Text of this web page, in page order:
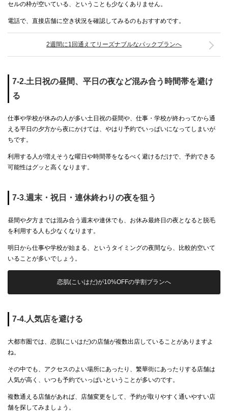
セルの枠が空いている、ということも少なくありません。
電話で、直接店舗に空き状況を確認してみるのもおすすめです。
2週間に1回通えてリーズナブルなパックプランへ
7-2.土日祝の昼間、平日の夜など混み合う時間帯を避け
る
仕事や学校が休みの人が多い土日祝の昼間や、仕事・学校が終わってから通
える平日の夕方から夜にかけては、やはり予約でいっぱいになってしまいが
ちです。
利用する人が増えそうな曜日や時間帯をなるべく避けるだけで、予約できる
可能性はグッと高くなります。
7-3.週末・祝日・連休終わりの夜を狙う
昼間や夕方までは混み合う週末や連休でも、お休み最終日の夜となると脱毛
を利用する人も少なくなります。
明日から仕事や学校が始まる、というタイミングの夜間なら、比較的空いて
いることが多いでしょう。
恋肌(こいはだ)が10%OFFの学割プランへ
7-4.人気店を避ける
大都市圏では、恋肌(こいはだ)の店舗が複数出店していることがありますよ
ね。
その中でも、アクセスのよい場所にあったり、繁華街にあったりする店舗は
人気が高く、いつも予約でいっぱいということが多いのです。
複数通える店舗があれば、店舗変更をして、予約が取りやすく通いやすい店
舗を探してみましょう。